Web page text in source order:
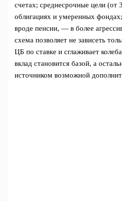
счетах; среднесрочные цели
облигациях и умеренных
вроде пенсии, — в более
схема позволяет не зависеть
ЦБ по ставке и сглаживает
вклад становится базой, а
источником возможной